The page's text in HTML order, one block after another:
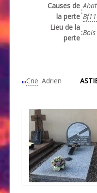
Causes de
la perte
:
Lieu de la
perte
:
Cne Adrien